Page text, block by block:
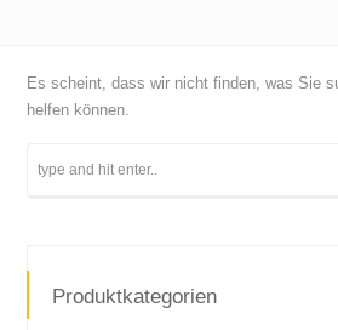
Es scheint, dass wir nicht finden, was Sie
helfen können.
Produktkategorien